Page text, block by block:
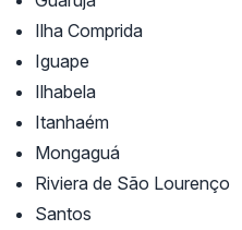
Ilha Comprida
Iguape
Ilhabela
Itanhaém
Mongaguá
Riviera de São Lourenço
Santos